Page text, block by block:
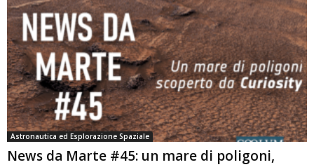
Astronautica ed Esplorazione Spaziale
News da Marte #45: un mare di poligoni,